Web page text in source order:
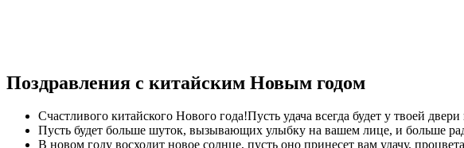
Поздравления с китайским Новым годом
Счастливого китайского Нового года!Пусть удача всегда будет у твоей
Пусть будет больше шуток, вызывающих улыбку на вашем лице, и больше
В новом году восходит новое солнце, пусть оно принесет вам удачу,